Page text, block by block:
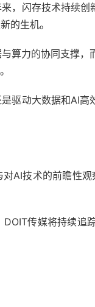
，闪存技术持续
的生机。
算力的协同支撑
驱动大数据和AI
AI技术的前瞻性
传媒将持续